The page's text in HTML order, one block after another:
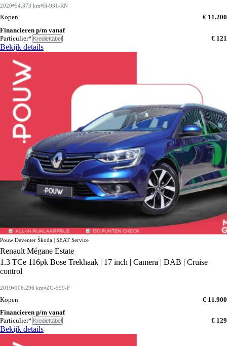
2020 54.873 km H-931-RN
Kopen
€ 11.200
Financieren p/m vanaf
Particulier* Krediettabel € 121
Bekijk details
Pouw Deventer Škoda | SEAT Service
Renault Mégane Estate
1.3 TCe 116pk Bose Trekhaak | 17 inch | Camera | DAB | Cruise
control
2019 106.296 km ZG-599-F
Kopen
€ 11.900
Financieren p/m vanaf
Particulier* Krediettabel € 129
Bekijk details